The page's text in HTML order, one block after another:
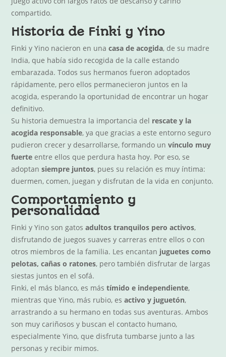
compartido.
Historia de Finki y Yino
Finki y Yino nacieron en unacasa de acogida, de su madre
India, que había sido recogida de la calle estando
embarazada. Todos sus hermanos fueron adoptados
rápidamente, pero ellos permanecieron juntos en la
acogida, esperando la oportunidad de encontrar un hogar
definitivo.
Su historia demuestra la importancia del rescate y la
acogida responsable, ya que gracias a este entorno seguro
pudieron crecer y desarrollarse, formando unvínculo muy
fuerte entre ellos que perdura hasta hoy. Por eso, se
adoptansiempre juntos, pues su relación es muy íntima:
duermen, comen, juegan y disfrutan de la vida en conjunto.
Comportamiento y
personalidad
Finki y Yino son gatosadultos tranquilos pero activos,
disfrutando de juegos suaves y carreras entre ellos o con
otros miembros de la familia. Les encantan juguetes como
pelotas, cañas o ratones, pero también disfrutar de largas
siestas juntos en el sofá.
Finki, el más blanco, es mástímido e independiente,
mientras que Yino, más rubio, esactivo y juguetón,
arrastrando a su hermano en todas sus aventuras. Ambos
son muy cariñosos y buscan el contacto humano,
especialmente Yino, que disfruta tumbarse junto a las
personas y recibir mimos.